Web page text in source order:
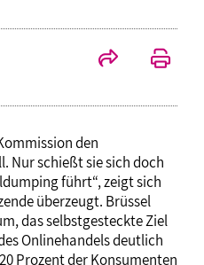
den
Nur schießt sie sich doch
führt“, zeigt sich
überzeugt. Brüssel
das selbstgesteckte Ziel
Onlinehandels deutlich
Prozent der Konsumenten